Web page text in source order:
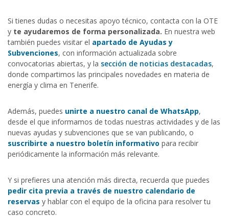
Si tienes dudas o necesitas apoyo técnico, contacta con la OTE
y te ayudaremos de forma personalizada. En nuestra web
también puedes visitar el apartado de Ayudas y
Subvenciones, con información actualizada sobre
convocatorias abiertas, y la sección de noticias destacadas,
donde compartimos las principales novedades en materia de
energía y clima en Tenerife.
Además, puedes unirte a nuestro canal de WhatsApp,
desde el que informamos de todas nuestras actividades y de las
nuevas ayudas y subvenciones que se van publicando, o
suscribirte a nuestro boletín informativo para recibir
periódicamente la información más relevante.
Y si prefieres una atención más directa, recuerda que puedes
pedir cita previa a través de nuestro calendario de
reservas y hablar con el equipo de la oficina para resolver tu
caso concreto.